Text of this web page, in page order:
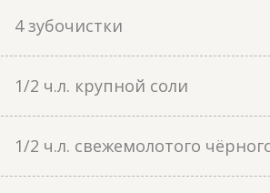
4 зубочистки
1/2 ч.л. крупной соли
1/2 ч.л. свежемолотого